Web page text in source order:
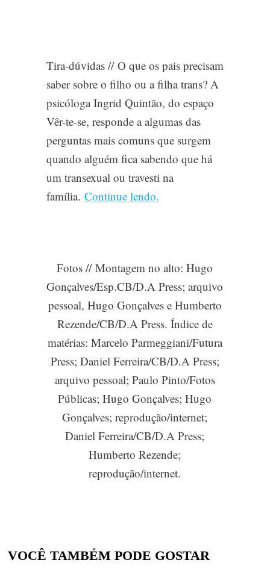
Tira-dúvidas //O que os pais precisam
saber sobre o filho ou a filha trans? A
psicóloga Ingrid Quintão, do espaço
Vêr-te-se, responde a algumas das
perguntas mais comuns que surgem
quando alguém fica sabendo que há
um transexual ou travesti na
família. Continue lendo.
Fotos //Montagem no alto: Hugo
Gonçalves/Esp.CB/D.A Press; arquivo
pessoal, Hugo Gonçalves e Humberto
Rezende/CB/D.A Press. Índice de
matérias: Marcelo Parmeggiani/Futura
Press; Daniel Ferreira/CB/D.A Press;
arquivo pessoal; Paulo Pinto/Fotos
Públicas; Hugo Gonçalves; Hugo
Gonçalves; reprodução/internet;
Daniel Ferreira/CB/D.A Press;
Humberto Rezende;
reprodução/internet.
VOCÊ TAMBÉM PODE GOSTAR